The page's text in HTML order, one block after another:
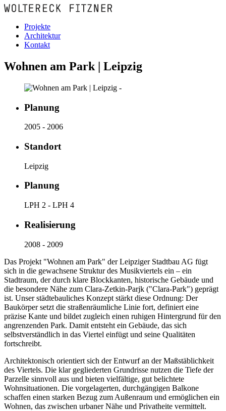
Projekte
Architektur
Kontakt
Wohnen am Park | Leipzig
Planung
2005 - 2006
Standort
Leipzig
Planung
LPH 2 - LPH 4
Realisierung
2008 - 2009
Das Projekt "Wohnen am Park" der Leipziger Stadtbau AG fügt
sich in die gewachsene Struktur des Musikviertels ein – ein
Stadtraum, der durch klare Blockkanten, historische Gebäude und
die besondere Nähe zum Clara-Zetkin-Parjk ("Clara-Park") geprägt
ist. Unser städtebauliches Konzept stärkt diese Ordnung: Der
Baukörper setzt die straßenräumliche Linie fort, definiert eine
präzise Kante und bildet zugleich einen ruhigen Hintergrund für den
angrenzenden Park. Damit entsteht ein Gebäude, das sich
selbstverständlich in das Viertel einfügt und seine Qualitäten
fortschreibt.
Architektonisch orientiert sich der Entwurf an der Maßstäblichkeit
des Viertels. Die klar gegliederten Grundrisse nutzen die Tiefe der
Parzelle sinnvoll aus und bieten vielfältige, gut belichtete
Wohnsituationen. Die vorgelagerten, durchgängigen Balkone
schaffen einen starken Bezug zum Außenraum und ermöglichen ein
Wohnen, das zwischen urbaner Nähe und Privatheite vermittelt.